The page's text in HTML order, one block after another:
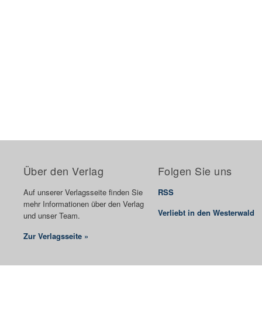
Über den Verlag
Auf unserer Verlagsseite finden Sie
mehr Informationen über den Verlag
und unser Team.
Zur Verlagsseite »
Folgen Sie uns
RSS
Verliebt in den Westerwald